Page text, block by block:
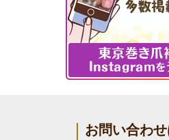
お問い合わ